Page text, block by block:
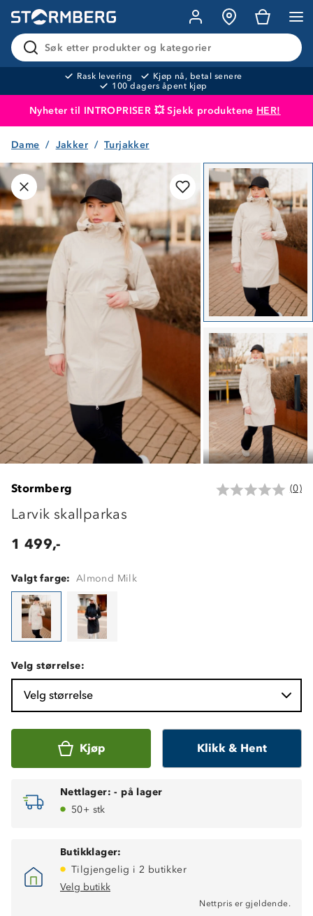
Søk etter produkter og kategorier
Rask levering
Kjøp nå, betal senere
100 dagers åpent kjøp
Nyheter til INTROPRISER 💥 Sjekk produktene HER!
Produktet er lagt i handlekurven
Dame Jakker Turjakker
Stormberg (0)
Larvik skallparkas
1 499,-
Valgt farge: Almond Milk
Velg størrelse:
Velg størrelse
Kjøp Klikk & Hent
Nettlager: - på lager
50+ stk
Butikklager:
Tilgjengelig i 2 butikker
Velg butikk
Nettpris er gjeldende.